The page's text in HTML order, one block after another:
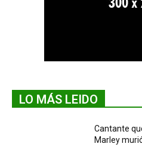
LO MÁS LEIDO
Cantante
Marley